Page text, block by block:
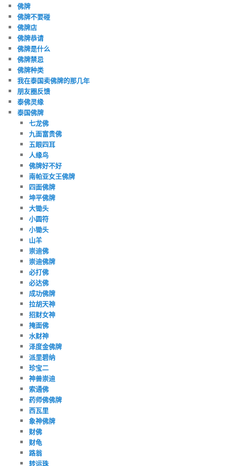
佛牌
佛牌不要碰
佛牌店
佛牌恭请
佛牌是什么
佛牌禁忌
佛牌种类
我在泰国卖佛牌的那几年
朋友圈反馈
泰佛灵缘
泰国佛牌
七龙佛
九面富贵佛
五眼四耳
人缘鸟
佛牌好不好
南帕亚女王佛牌
四面佛牌
坤平佛牌
大锄头
小圆符
小锄头
山羊
崇迪佛
崇迪佛牌
必打佛
必达佛
成功佛牌
拉胡天神
招财女神
掩面佛
水财神
泽度金佛牌
派里碧纳
珍宝二
神兽崇迪
索通佛
药师佛佛牌
西瓦里
象神佛牌
财佛
财龟
路翁
转运珠